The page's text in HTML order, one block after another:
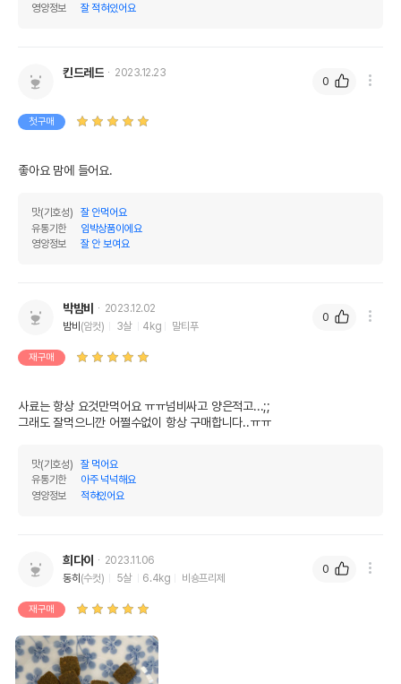
영양정보
잘 적혀있어요
킨드레드 2023.12.23
첫구매
좋아요 맘에 들어요.
맛(기호성)
잘 안먹어요
유통기한
임박상품이에요
영양정보
잘 안 보여요
0
박밤비
2023.12.02
밤비(암컷) 3살 4kg 말티푸
재구매
사료는 항상 요것만먹어요 ㅠㅠ넘비싸고 양은적고...;;
그래도 잘먹으니깐 어쩔수없이 항상 구매합니다..ㅠㅠ
맛(기호성)
잘 먹어요
유통기한
아주 넉넉해요
영양정보
적혀있어요
0
희다이
2023.11.06
동히(수컷) 5살 6.4kg 비숑프리제
재구매
0